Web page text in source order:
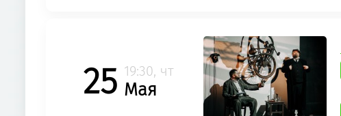
25 19:30, чт
Мая